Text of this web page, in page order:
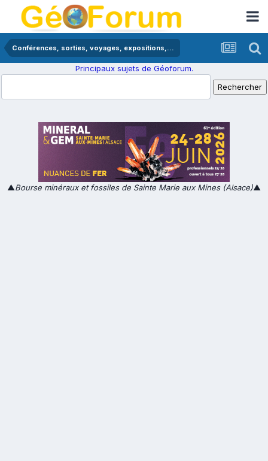
Conférences, sorties, voyages, expositions,...
Principaux sujets de Géoforum.
▲Bourse minéraux et fossiles de Sainte Marie aux Mines (Alsace)▲